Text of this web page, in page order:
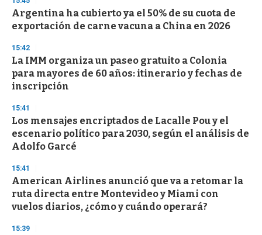
Argentina ha cubierto ya el 50% de su cuota de
exportación de carne vacuna a China en 2026
15:42
La IMM organiza un paseo gratuito a Colonia
para mayores de 60 años: itinerario y fechas de
inscripción
15:41
Los mensajes encriptados de Lacalle Pou y el
escenario político para 2030, según el análisis de
Adolfo Garcé
15:41
American Airlines anunció que va a retomar la
ruta directa entre Montevideo y Miami con
vuelos diarios, ¿cómo y cuándo operará?
15:39